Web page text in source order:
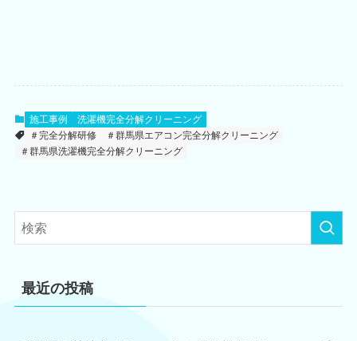
施工事例
洗濯機完全分解クリーニング
＃完全分解研修
＃群馬県エアコン完全分解クリーニング
＃群馬県洗濯機完全分解クリーニング
最近の投稿